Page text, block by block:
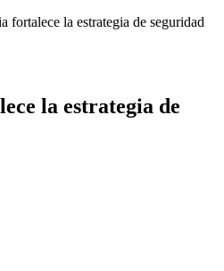
fortalece la estrategia de seguridad
la estrategia de